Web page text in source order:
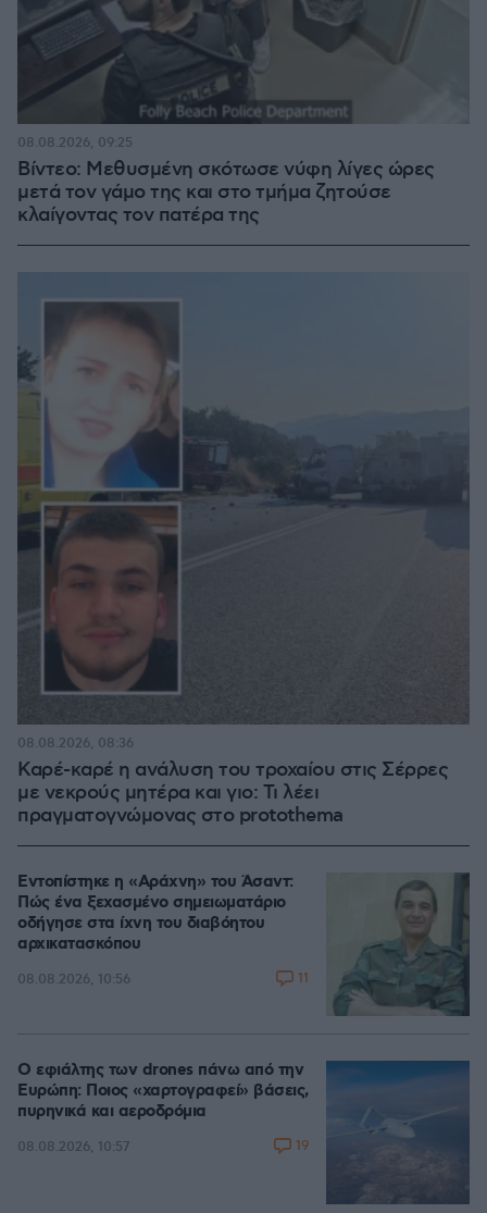
Βίντεο: Μεθυσμένη σκότωσε νύφη λίγες ώρες
μετά τον γάμο της και στο τμήμα ζητούσε
κλαίγοντας τον πατέρα της
08.08.2026, 09:25
Καρέ-καρέ η ανάλυση του τροχαίου στις Σέρρες
με νεκρούς μητέρα και γιο: Τι λέει
πραγματογνώμονας στο protothema
08.08.2026, 08:36
Εντοπίστηκε η «Αράχνη» του Άσαντ:
Πώς ένα ξεχασμένο σημειωματάριο
οδήγησε στα ίχνη του διαβόητου
αρχικατασκόπου
08.08.2026, 10:56 11
Ο εφιάλτης των drones πάνω από την
Ευρώπη: Ποιος «χαρτογραφεί» βάσεις,
πυρηνικά και αεροδρόμια
08.08.2026, 10:57 19